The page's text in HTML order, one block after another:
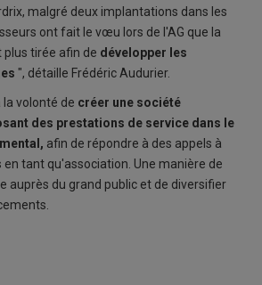
malgré deux implantations dans les
ont fait le vœu lors de l'AG que la
plus tirée afin de développer les
", détaille Frédéric Audurier.
la volonté de créer une société
des prestations de service dans le
afin de répondre à des appels à
en tant qu'association. Une manière de
auprès du grand public et de diversifier